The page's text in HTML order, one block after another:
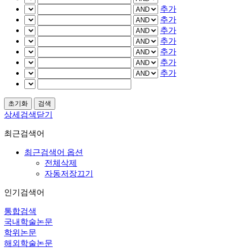
추가
추가
추가
추가
추가
추가
추가
상세검색닫기
최근검색어
최근검색어 옵션
전체삭제
자동저장끄기
인기검색어
통합검색
국내학술논문
학위논문
해외학술논문